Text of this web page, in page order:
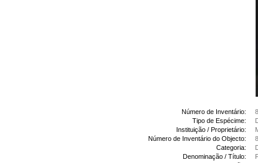
Número de Inventário:
Tipo de Espécime:
Instituição / Proprietário:
Número de Inventário do Objecto:
Categoria:
Denominação / Título: